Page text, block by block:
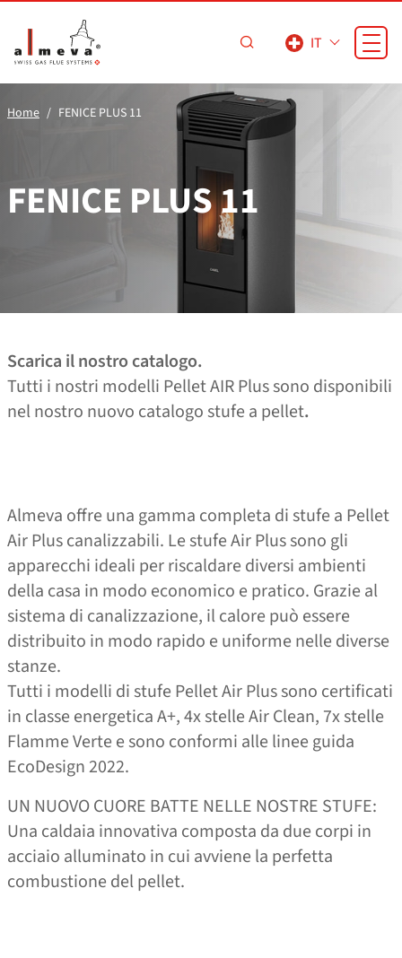
IT
Home FENICE PLUS 11
FENICE PLUS 11
Scarica il nostro catalogo.
Tutti i nostri modelli Pellet AIR Plus sono disponibili
nel nostro nuovo catalogo stufe a pellet.
Almeva offre una gamma completa di stufe a Pellet
Air Plus canalizzabili. Le stufe Air Plus sono gli
apparecchi ideali per riscaldare diversi ambienti
della casa in modo economico e pratico. Grazie al
sistema di canalizzazione, il calore può essere
distribuito in modo rapido e uniforme nelle diverse
stanze.
Tutti i modelli di stufe Pellet Air Plus sono certificati
in classe energetica A+, 4x stelle Air Clean, 7x stelle
Flamme Verte e sono conformi alle linee guida
EcoDesign 2022.
UN NUOVO CUORE BATTE NELLE NOSTRE STUFE:
Una caldaia innovativa composta da due corpi in
acciaio alluminato in cui avviene la perfetta
combustione del pellet.